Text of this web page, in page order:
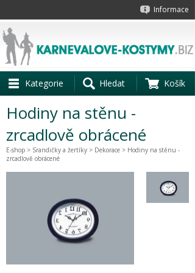
Informace
Kategorie Hledat Košík
Hodiny na stěnu -
zrcadlově obrácené
E-shop > Srandičky a žertíky > Dekorace > Hodiny na stěnu -
zrcadlově obrácené